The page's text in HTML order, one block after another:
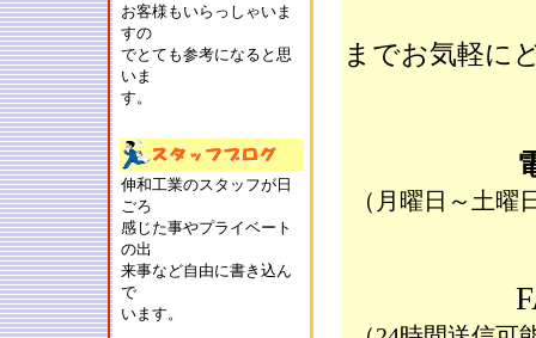
お客様もいらっしゃいま
すの
でとても参考になると思
いま
す。
伸和工業のスタッフが日
ごろ
感じた事やプライベート
の出
来事など自由に書き込ん
で
います。
までお気軽に
（月曜日～土曜